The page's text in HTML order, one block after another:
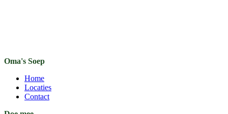
Oma's Soep
Home
Locaties
Contact